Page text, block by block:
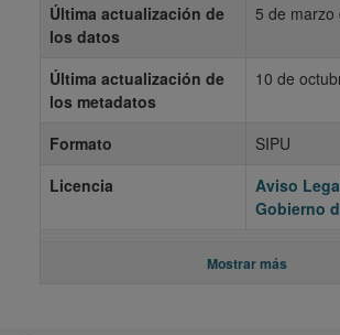
Última actualización de
los datos
5 de marzo
Última actualización de
los metadatos
10 de
Formato
SIPU
Licencia
Aviso
Gobierno
Mostrar más